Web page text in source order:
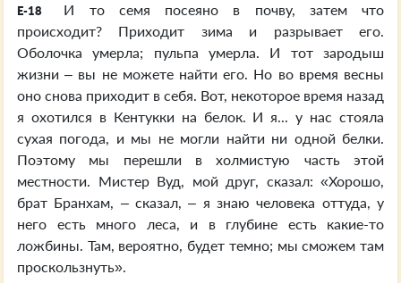
E-18
И то семя посеяно в почву, затем что
происходит? Приходит зима и разрывает его.
Оболочка умерла; пульпа умерла. И тот зародыш
жизни – вы не можете найти его. Но во время весны
оно снова приходит в себя. Вот, некоторое время назад
я охотился в Кентукки на белок. И я... у нас стояла
сухая погода, и мы не могли найти ни одной белки.
Поэтому мы перешли в холмистую часть этой
местности. Мистер Вуд, мой друг, сказал: «Хорошо,
брат Бранхам, – сказал, – я знаю человека оттуда, у
него есть много леса, и в глубине есть какие-то
ложбины. Там, вероятно, будет темно; мы сможем там
проскользнуть».